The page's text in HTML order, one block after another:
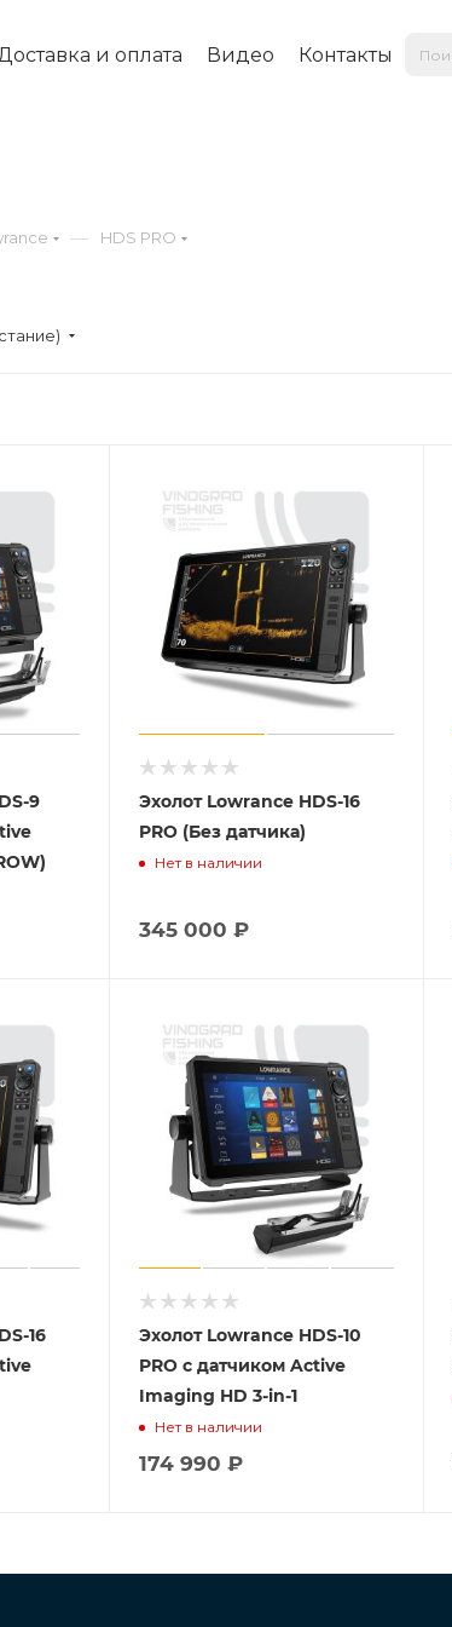
и оплата Видео Контакты
— HDS PRO
9
Эхолот Lowrance HDS-16
PRO (Без датчика)
Нет в наличии
345 000 ₽
16
Эхолот Lowrance HDS-10
PRO с датчиком Active
Imaging HD 3-in-1
Нет в наличии
174 990 ₽